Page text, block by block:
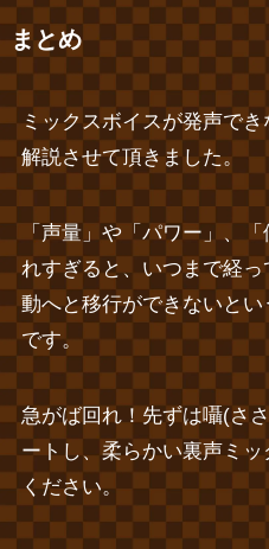
まとめ
ミックスボイスが発声で
解説させて頂きました。
「声量」や「パワー」、
れすぎると、いつまで経
動へと移行ができないと
です。
急がば回れ！先ずは囁(さ
ートし、柔らかい裏声ミ
ください。